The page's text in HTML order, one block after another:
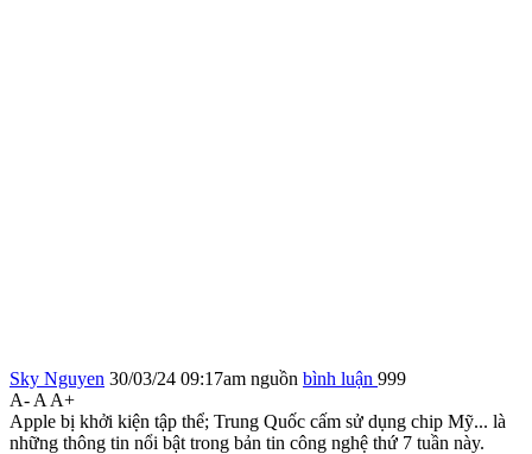
Sky Nguyen 30/03/24 09:17am nguồn bình luận 999
A- A A+
Apple bị khởi kiện tập thể; Trung Quốc cấm sử dụng chip Mỹ... là
những thông tin nổi bật trong bản tin công nghệ thứ 7 tuần này.